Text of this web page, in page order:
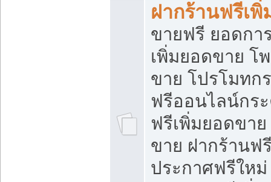
ฝากร้านฟรีเ
ขายฟรี ยอดกา
เพิ่มยอดขาย โ
ขาย โปรโมทก
ฟรีออนไลน์กร
ฟรีเพิ่มยอดขา
ขาย ฝากร้านฟ
ประกาศฟรีใหม่